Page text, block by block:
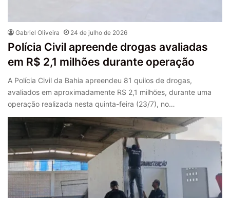
Gabriel Oliveira 24 de julho de 2026
Polícia Civil apreende drogas avaliadas
em R$ 2,1 milhões durante operação
A Polícia Civil da Bahia apreendeu 81 quilos de drogas,
avaliados em aproximadamente R$ 2,1 milhões, durante uma
operação realizada nesta quinta-feira (23/7), no…